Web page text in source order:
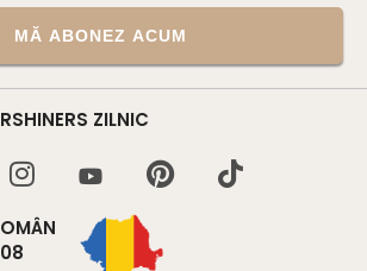
MĂ ABONEZ ACUM
ZILNIC